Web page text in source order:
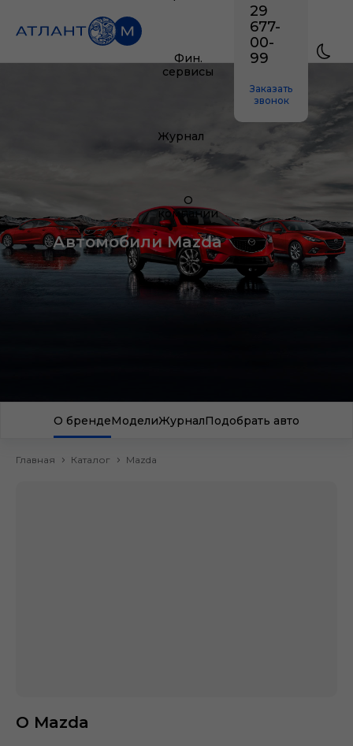
Фин.
сервисы
Журнал
О
компании
29
677-
00-
99
Заказать
звонок
Автомобили Mazda
О брендеМоделиЖурналПодобрать авто
Главная Каталог Mazda
О Mazda